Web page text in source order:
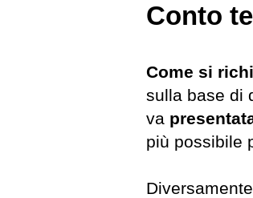
Conto
Come si
sulla base di
va
più possibile